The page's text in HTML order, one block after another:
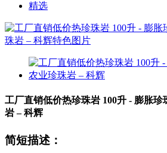
精选
工厂直销低价热珍珠岩 100升 - 膨胀
岩 – 科辉
简短描述：